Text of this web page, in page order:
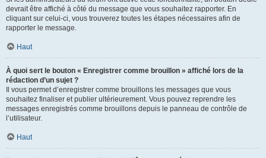
devrait être affiché à côté du message que vous souhaitez rapporter. En
cliquant sur celui-ci, vous trouverez toutes les étapes nécessaires afin de
rapporter le message.
Haut
À quoi sert le bouton « Enregistrer comme brouillon » affiché lors de la
rédaction d’un sujet ?
Il vous permet d’enregistrer comme brouillons les messages que vous
souhaitez finaliser et publier ultérieurement. Vous pouvez reprendre les
messages enregistrés comme brouillons depuis le panneau de contrôle de
l’utilisateur.
Haut